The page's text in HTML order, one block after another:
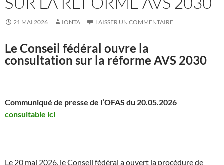
21 MAI 2026 IONTA LAISSER UN COMMENTAIRE
Le Conseil fédéral ouvre la
consultation sur la réforme AVS 2030
Communiqué de presse de l’OFAS du 20.05.2026
consultable ici
Le 20 mai 2026, le Conseil fédéral a ouvert la procédure de